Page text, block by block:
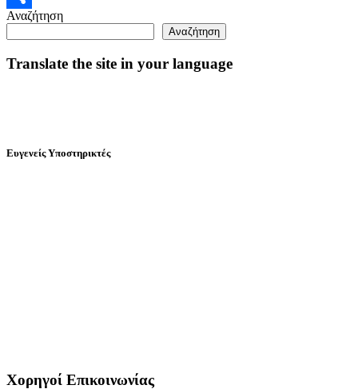
Μοιραστείτε
Αναζήτηση
Αναζήτηση
Translate the site in your language
Ευγενείς Υποστηρικτές
Χορηγοί Επικοινωνίας